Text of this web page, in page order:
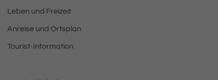
Leben und Freizeit
Anreise und Ortsplan
Tourist-Information